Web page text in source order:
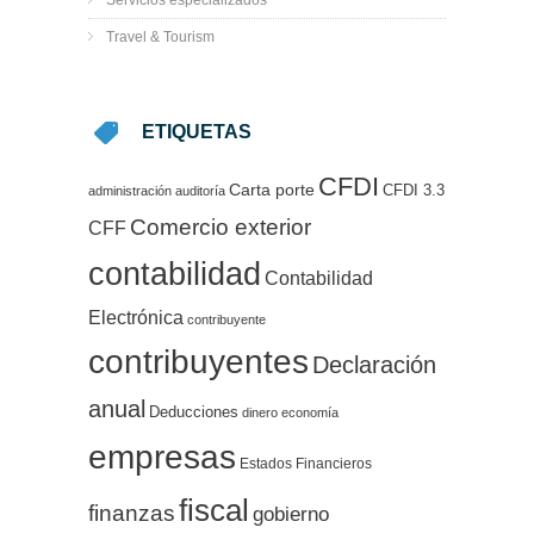
Travel & Tourism
ETIQUETAS
administración auditoría Carta porte CFDI CFDI 3.3
CFF Comercio exterior
contabilidad Contabilidad
Electrónica contribuyente
contribuyentes Declaración
anual Deducciones dinero economía
empresas Estados Financieros
finanzasfiscal gobierno